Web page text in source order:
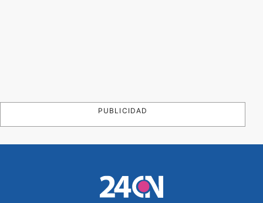
PUBLICIDAD